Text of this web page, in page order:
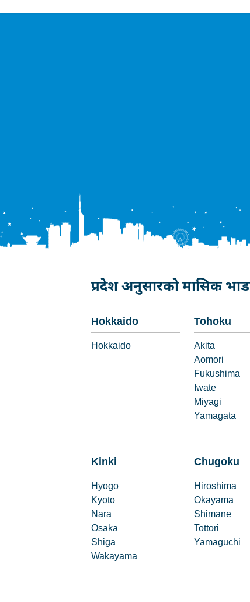
प्रदेश अनुसारको मासिक
Hokkaido
Hokkaido
Tohoku
Akita
Aomori
Fukushima
Iwate
Miyagi
Yamagata
Kinki
Hyogo
Kyoto
Nara
Osaka
Shiga
Wakayama
Chugoku
Hiroshima
Okayama
Shimane
Tottori
Yamaguchi